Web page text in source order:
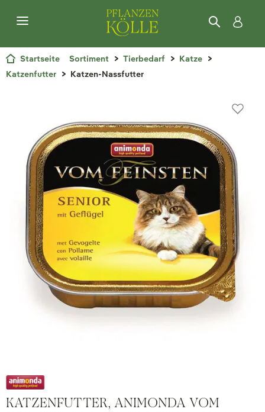
Startseite Sortiment Tierbedarf
Katze
Katzenfutter
Katzen-Nassfutter
KATZENFUTTER, ANIMONDA VOM